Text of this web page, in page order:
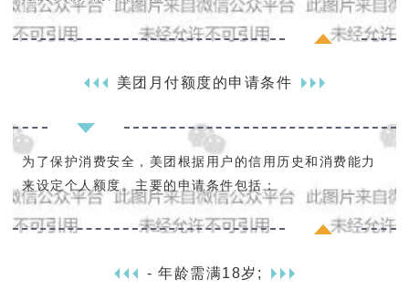
美团月付额度的申请条件
为了保护消费安全，美团根据用户的信用历史和消费能力
来设定个人额度。主要的申请条件包括：
- 年龄需满18岁;